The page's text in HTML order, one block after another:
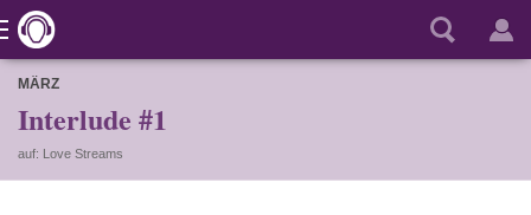
MÄRZ
Interlude #1
auf: Love Streams